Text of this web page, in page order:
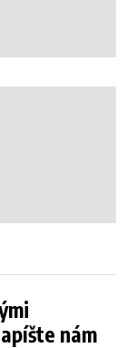
nám